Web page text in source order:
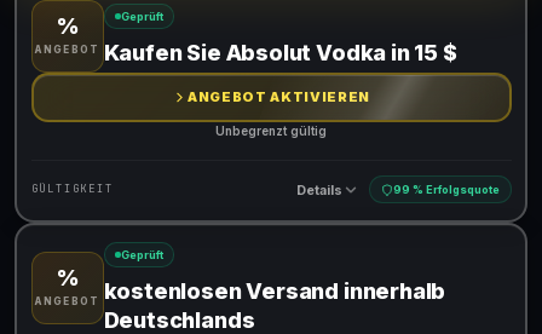
Gültig für teilnehmende Produkte
%
ANGEBOT
Geprüft
Kaufen Sie Absolut Vodka in 15 $
ANGEBOT AKTIVIEREN
Unbegrenzt gültig
GÜLTIGKEIT Details 99 % Erfolgsquote
Gültig für teilnehmende Produkte
%
ANGEBOT
Geprüft
kostenlosen Versand innerhalb
Deutschlands